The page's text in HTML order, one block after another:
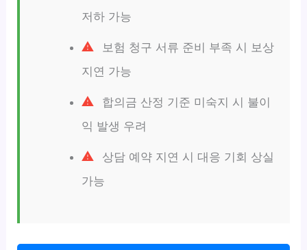
저하 가능
보험 청구 서류 준비 부족 시 보상
지연 가능
합의금 산정 기준 미숙지 시 불이
익 발생 우려
상담 예약 지연 시 대응 기회 상실
가능